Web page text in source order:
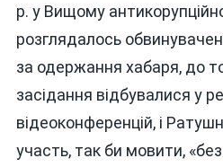
р. у Вищому
розглядалось
за одержання хабаря, до
засідання відбувалися у
відеоконференцій, і
участь, так би мовити, «без